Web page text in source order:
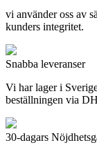
vi använder oss av
kunders integritet.
Snabba leveranser
Vi har lager i
beställningen via
30-dagars